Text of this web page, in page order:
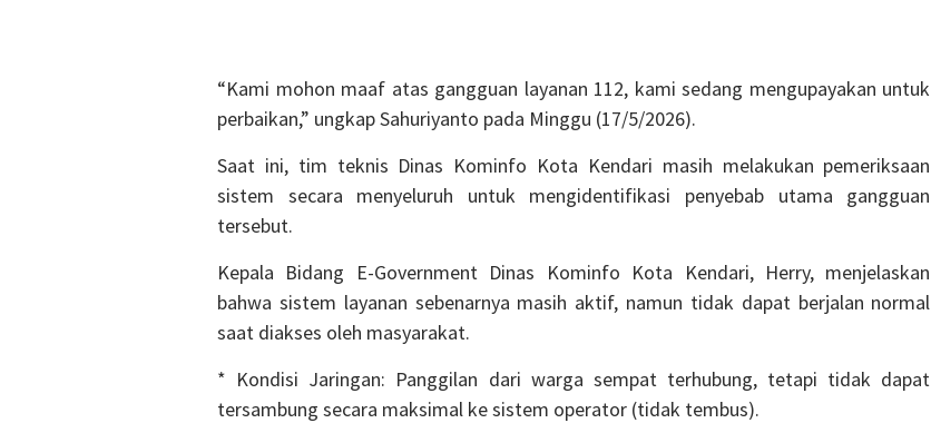
“Kami mohon maaf atas gangguan layanan 112, kami sedang mengupayakan untuk
perbaikan,” ungkap Sahuriyanto pada Minggu (17/5/2026).
Saat ini, tim teknis Dinas Kominfo Kota Kendari masih melakukan pemeriksaan
sistem secara menyeluruh untuk mengidentifikasi penyebab utama gangguan
tersebut.
Kepala Bidang E-Government Dinas Kominfo Kota Kendari, Herry, menjelaskan
bahwa sistem layanan sebenarnya masih aktif, namun tidak dapat berjalan normal
saat diakses oleh masyarakat.
* Kondisi Jaringan: Panggilan dari warga sempat terhubung, tetapi tidak dapat
tersambung secara maksimal ke sistem operator (tidak tembus).